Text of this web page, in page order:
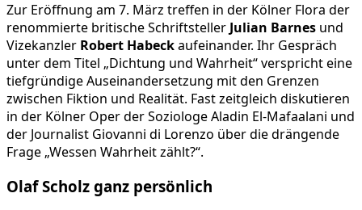
Zur Eröffnung am 7. März treffen in der Kölner Flora der
renommierte britische Schriftsteller Julian Barnes und
Vizekanzler Robert Habeckaufeinander. Ihr Gespräch
unter dem Titel „Dichtung und Wahrheit“ verspricht eine
tiefgründige Auseinandersetzung mit den Grenzen
zwischen Fiktion und Realität. Fast zeitgleich diskutieren
in der Kölner Oper der Soziologe Aladin El-Mafaalani und
der Journalist Giovanni di Lorenzo über die drängende
Frage „Wessen Wahrheit zählt?“.
Olaf Scholz ganz persönlich